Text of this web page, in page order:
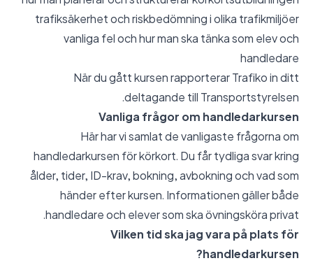
trafiksäkerhet och riskbedömning i olika trafikmiljöer
vanliga fel och hur man ska tänka som elev och
handledare
När du gått kursen rapporterar Trafiko in ditt
deltagande till Transportstyrelsen.
Vanliga frågor om handledarkursen
Här har vi samlat de vanligaste frågorna om
handledarkursen för körkort. Du får tydliga svar kring
ålder, tider, ID-krav, bokning, avbokning och vad som
händer efter kursen. Informationen gäller både
handledare och elever som ska övningsköra privat.
Vilken tid ska jag vara på plats för
handledarkursen?